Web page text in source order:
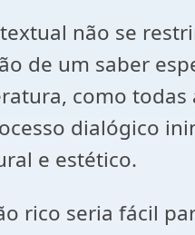
não se
de um saber
como
dialógico
e estético.
rico seria fácil